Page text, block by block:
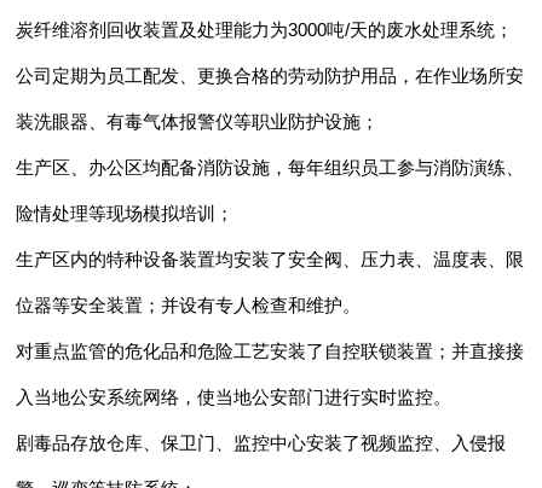
炭纤维溶剂回收装置及处理能力为3000吨/天的废水处理系统；
公司定期为员工配发、更换合格的劳动防护用品，在作业场所安
装洗眼器、有毒气体报警仪等职业防护设施；
生产区、办公区均配备消防设施，每年组织员工参与消防演练、
险情处理等现场模拟培训；
生产区内的特种设备装置均安装了安全阀、压力表、温度表、限
位器等安全装置；并设有专人检查和维护。
对重点监管的危化品和危险工艺安装了自控联锁装置；并直接接
入当地公安系统网络，使当地公安部门进行实时监控。
剧毒品存放仓库、保卫门、监控中心安装了视频监控、入侵报